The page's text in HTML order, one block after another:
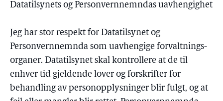
Datatilsynets og Personvernnemndas uavhengighet
Jeg har stor respekt for Datatilsynet og
Personvernnemnda som uavhengige forvaltnings-
organer. Datatilsynet skal kontrollere at de til
enhver tid gjeldende lover og forskrifter for
behandling av personopplysninger blir fulgt, og at